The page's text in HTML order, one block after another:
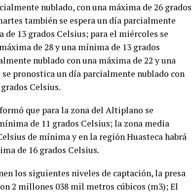
nublado, con una máxima de 26 grados
también se espera un día parcialmente
13 grados Celsius; para el miércoles se
de 28 y una mínima de 13 grados
nublado con una máxima de 22 y una
pronostica un día parcialmente nublado con
Celsius.
que para la zona del Altiplano se
de 11 grados Celsius; la zona media
de mínima y en la región Huasteca habrá
de 16 grados Celsius.
los siguientes niveles de captación, la presa
2 millones 038 mil metros cúbicos (m3); El